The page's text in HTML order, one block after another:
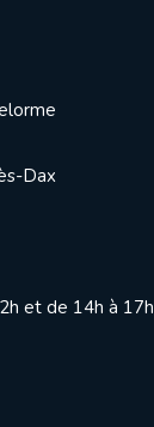
Dax
et de 14h à 17h